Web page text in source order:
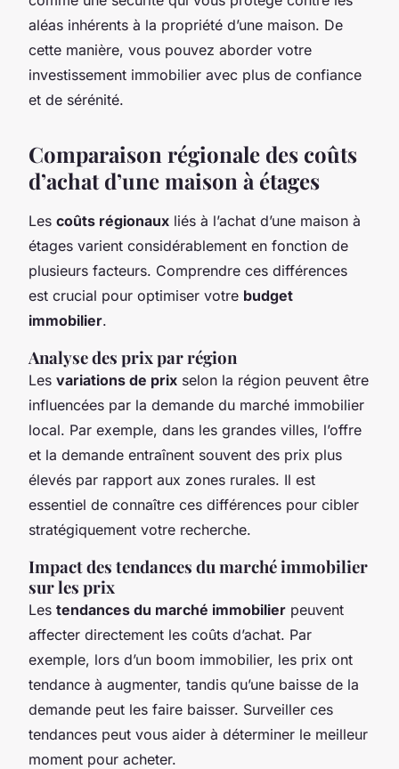
aléas inhérents à la propriété d’une maison. De
cette manière, vous pouvez aborder votre
investissement immobilier avec plus de confiance
et de sérénité.
Comparaison régionale des coûts
d’achat d’une maison à étages
Les coûts régionaux liés à l’achat d’une maison à
étages varient considérablement en fonction de
plusieurs facteurs. Comprendre ces différences
est crucial pour optimiser votre budget
immobilier.
Analyse des prix par région
Les variations de prix selon la région peuvent être
influencées par la demande du marché immobilier
local. Par exemple, dans les grandes villes, l’offre
et la demande entraînent souvent des prix plus
élevés par rapport aux zones rurales. Il est
essentiel de connaître ces différences pour cibler
stratégiquement votre recherche.
Impact des tendances du marché immobilier
sur les prix
Les tendances du marché immobilier peuvent
affecter directement les coûts d’achat. Par
exemple, lors d’un boom immobilier, les prix ont
tendance à augmenter, tandis qu’une baisse de la
demande peut les faire baisser. Surveiller ces
tendances peut vous aider à déterminer le meilleur
moment pour acheter.